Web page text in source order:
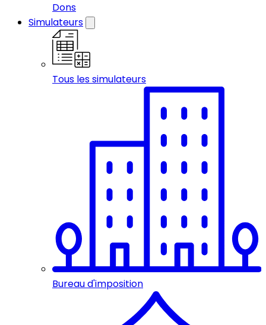
Dons
Simulateurs
Tous les simulateurs
Bureau d'imposition